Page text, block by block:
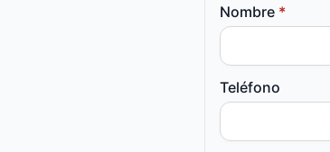
Nombre *
Teléfono